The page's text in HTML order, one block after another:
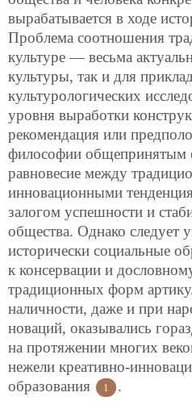
вырабатывается в ходе
Проблема соотношения
культуре — весьма
культуры, так и для
культурологических
уровня выработки
рекомендация или
философии общепринятым
равновесие между
инновационными
залогом успешности и
общества. Однако следует
исторически социальные
к консервации и
традиционных форм
наличности, даже и при
новаций, оказывались
на протяжении многих
нежели креативно-
образования
1 .